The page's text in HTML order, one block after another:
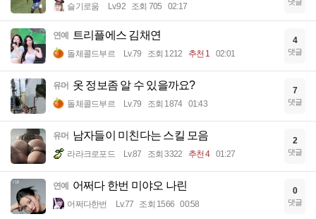
슬기로움 Lv.92 조회 705 02:17
연예 트리플에스 김채연
돌체콜드부르 Lv.79 조회 1212 추천 1 02:01
4
댓글
유머 옷 정보좀 알 수 있을까요?
돌체콜드부르 Lv.79 조회 1874 01:43
7
댓글
유머 남자들이 미친다는 스킬 모음
라라크로포드 Lv.87 조회 3322 추천 4 01:27
2
댓글
연예 어쩌다 한번 미야오 나린
어쩌다한번 Lv.77 조회 1566 00:58
0
댓글